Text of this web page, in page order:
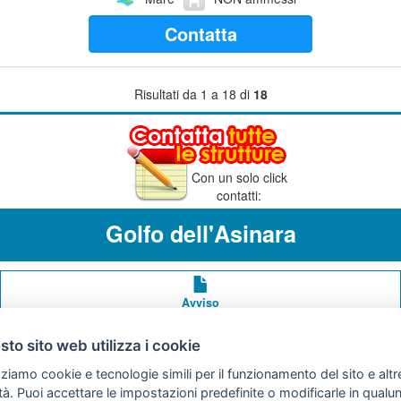
Contatta
Risultati da 1 a 18 di 18
Con un solo click
contatti:
Golfo dell'Asinara
Avviso
Preferenze cookie
sito web utilizza i cookie
cookie e tecnologie simili per il funzionamento del sito e
Puoi accettare le impostazioni predefinite o modificarle in